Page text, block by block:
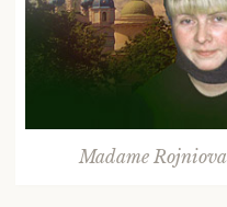
Madame Rojniova